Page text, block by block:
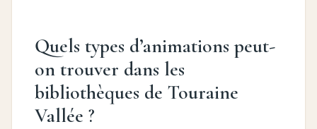
Quels types d’animations peut-
on trouver dans les
bibliothèques de Touraine
Vallée ?